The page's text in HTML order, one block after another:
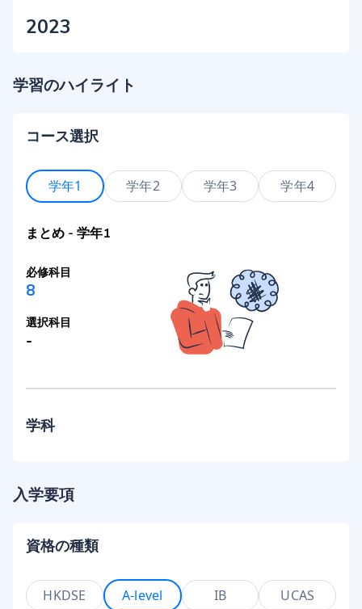
2023
学習のハイライト
コース選択
学年1 学年2 学年3 学年4
まとめ - 学年1
必修科目
8
選択科目
-
学科
入学要項
資格の種類
HKDSE A-level IB UCAS